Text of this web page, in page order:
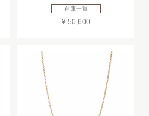
在庫一覧
¥ 50,600